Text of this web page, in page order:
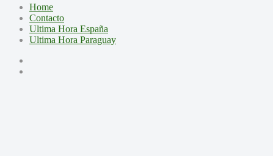
Home
Contacto
Ultima Hora España
Ultima Hora Paraguay